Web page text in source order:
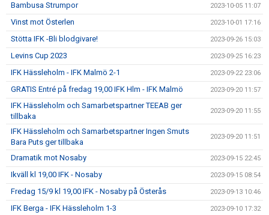
Bambusa Strumpor 2023-10-05 11:07
Vinst mot Österlen 2023-10-01 17:16
Stötta IFK -Bli blodgivare! 2023-09-26 15:03
Levins Cup 2023 2023-09-25 16:23
IFK Hässleholm - IFK Malmö 2-1 2023-09-22 23:06
GRATIS Entré på fredag 19,00 IFK Hlm - IFK Malmö 2023-09-20 11:57
IFK Hässleholm och Samarbetspartner TEEAB ger
tillbaka
2023-09-20 11:55
IFK Hässleholm och Samarbetspartner Ingen Smuts
Bara Puts ger tillbaka
2023-09-20 11:51
Dramatik mot Nosaby 2023-09-15 22:45
Ikväll kl 19,00 IFK - Nosaby 2023-09-15 08:54
Fredag 15/9 kl 19,00 IFK - Nosaby på Österås 2023-09-13 10:46
IFK Berga - IFK Hässleholm 1-3 2023-09-10 17:32